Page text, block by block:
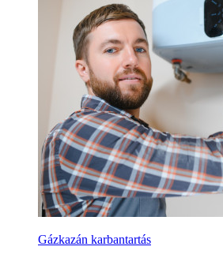
Gázkazán karbantartás